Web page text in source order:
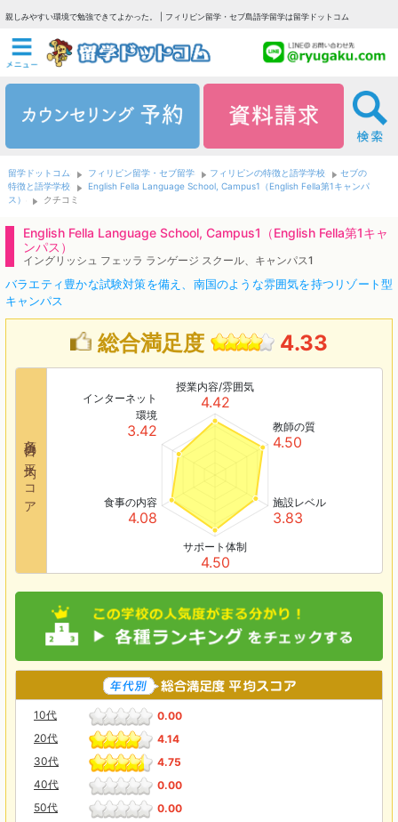
親しみやすい環境で勉強できてよかった。 | フィリピン留学・セブ島語学留学は留学ドットコム
留学ドットコム フィリピン留学・セブ留学 フィリピンの特徴と語学学校
セブの
特徴と語学学校
English Fella Language School, Campus1（English Fella第1キャンパ
ス）
クチコミ
English Fella Language School, Campus1（English Fella第1キャ
ンパス）
イングリッシュ フェッラ ランゲージ スクール、キャンパス1
バラエティ豊かな試験対策を備え、南国のような雰囲気を持つリゾート型
キャンパス
総合満足度 4.33
各項目の平均スコア
授業内容/雰囲気
4.42
教師の質
4.50
施設レベル
3.83
サポート体制
4.50
食事の内容
4.08
インターネット
環境
3.42
10代
0.00
20代
4.14
30代
4.75
40代
0.00
50代
0.00